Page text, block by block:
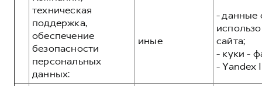
техническая
поддержка,
обеспечение
безопасности
персональных
данных:
иные
- данные
сайта;
- куки -
- Yandex